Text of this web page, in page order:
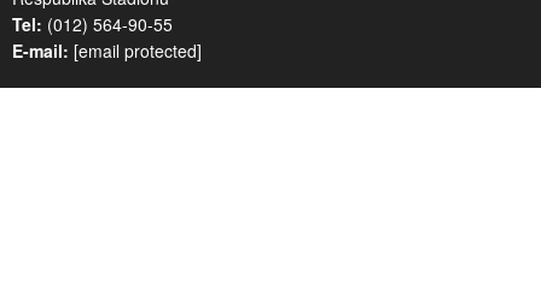
Tel: (012) 564-90-55
E-mail: [email protected]